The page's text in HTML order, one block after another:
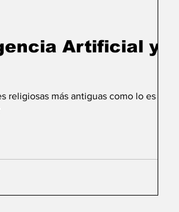
Artificial y el
más antiguas como lo es la